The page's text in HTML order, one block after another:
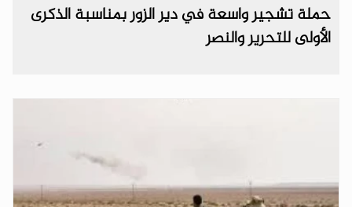
حملة تشجير واسعة في دير الزور بمناسبة الذكرى
الأولى للتحرير والنصر